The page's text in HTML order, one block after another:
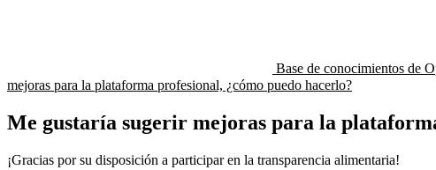
Base de conocimientos de
mejoras para la plataforma profesional, ¿cómo puedo hacerlo?
Me gustaría sugerir mejoras para la
¡Gracias por su disposición a participar en la transparencia alimentaria!